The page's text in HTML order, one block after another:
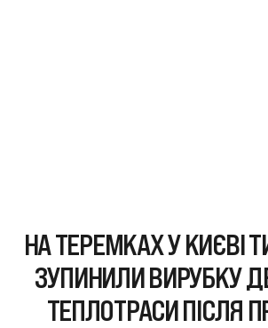
НА ТЕРЕМКАХ У КИЄВІ
ЗУПИНИЛИ ВИРУБКУ
ТЕПЛОТРАСИ ПІСЛЯ